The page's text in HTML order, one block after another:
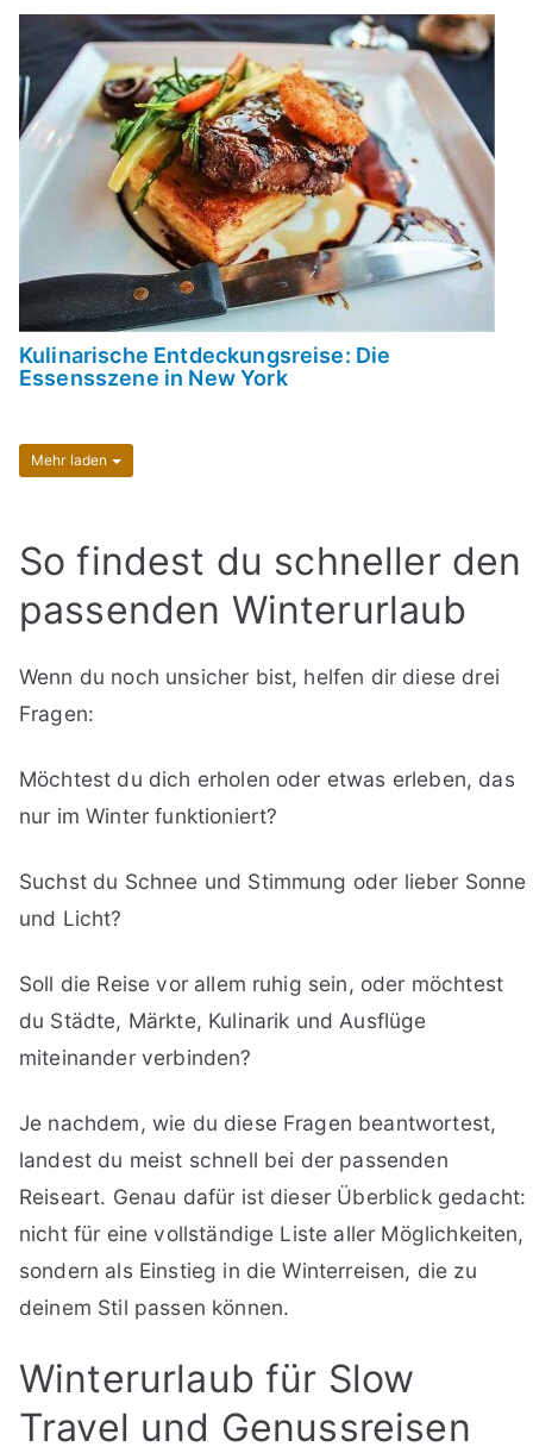
Kulinarische Entdeckungsreise: Die
Essensszene in New York
Mehr laden
So findest du schneller den
passenden Winterurlaub
Wenn du noch unsicher bist, helfen dir diese drei
Fragen:
Möchtest du dich erholen oder etwas erleben, das
nur im Winter funktioniert?
Suchst du Schnee und Stimmung oder lieber Sonne
und Licht?
Soll die Reise vor allem ruhig sein, oder möchtest
du Städte, Märkte, Kulinarik und Ausflüge
miteinander verbinden?
Je nachdem, wie du diese Fragen beantwortest,
landest du meist schnell bei der passenden
Reiseart. Genau dafür ist dieser Überblick gedacht:
nicht für eine vollständige Liste aller Möglichkeiten,
sondern als Einstieg in die Winterreisen, die zu
deinem Stil passen können.
Winterurlaub für Slow
Travel und Genussreisen